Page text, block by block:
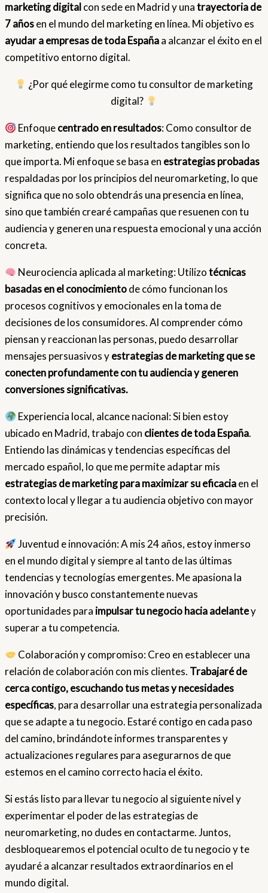
marketing digital con sede en Madrid y unatrayectoria de
7 añosen el mundo del marketing en línea. Mi objetivo es
ayudar a empresas de toda Españaa alcanzar el éxito en el
competitivo entorno digital.
¿Por qué elegirme como tu consultor de marketing
digital?
Enfoquecentrado en resultados: Como consultor de
marketing, entiendo que los resultados tangibles son lo
que importa. Mi enfoque se basa en estrategias probadas
respaldadas por los principios del neuromarketing, lo que
significa que no solo obtendrás una presencia en línea,
sino que también crearé campañas que resuenen con tu
audiencia y generen una respuesta emocional y una acción
concreta.
Neurociencia aplicada al marketing: Utilizotécnicas
basadas en el conocimientode cómo funcionan los
procesos cognitivos y emocionales en la toma de
decisiones de los consumidores. Al comprender cómo
piensan y reaccionan las personas, puedo desarrollar
mensajes persuasivos yestrategias de marketing que se
conecten profundamente con tu audiencia y generen
conversiones significativas.
Experiencia local, alcance nacional: Si bien estoy
ubicado en Madrid, trabajo con clientes de toda España.
Entiendo las dinámicas y tendencias específicas del
mercado español, lo que me permite adaptar mis
estrategias de marketing para maximizar su eficaciaen el
contexto local y llegar a tu audiencia objetivo con mayor
precisión.
Juventud e innovación: A mis 24 años, estoy inmerso
en el mundo digital y siempre al tanto de las últimas
tendencias y tecnologías emergentes. Me apasiona la
innovación y busco constantemente nuevas
oportunidades para impulsar tu negocio hacia adelantey
superar a tu competencia.
Colaboración y compromiso: Creo en establecer una
relación de colaboración con mis clientes. Trabajaré de
cerca contigo, escuchando tus metas y necesidades
específicas, para desarrollar una estrategia personalizada
que se adapte a tu negocio. Estaré contigo en cada paso
del camino, brindándote informes transparentes y
actualizaciones regulares para asegurarnos de que
estemos en el camino correcto hacia el éxito.
Si estás listo para llevar tu negocio al siguiente nivel y
experimentar el poder de las estrategias de
neuromarketing, no dudes en contactarme. Juntos,
desbloquearemos el potencial oculto de tu negocio y te
ayudaré a alcanzar resultados extraordinarios en el
mundo digital.